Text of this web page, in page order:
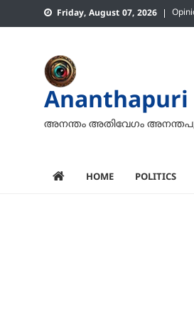
to
Friday, August 07, 2026
Ananthapuri
അനന്തം അതിവേഗം
HOME POLITICS